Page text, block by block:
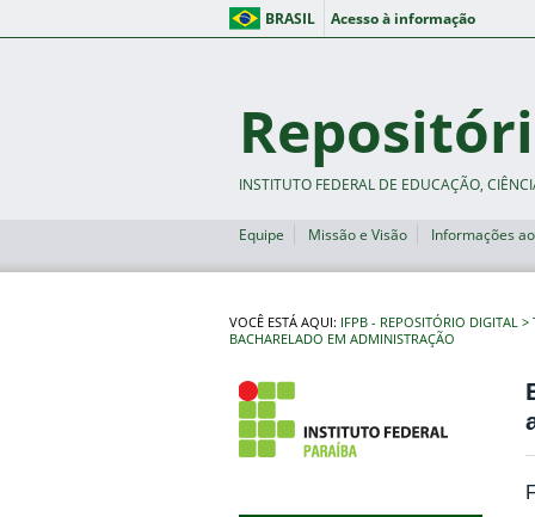
BRASIL Acesso à informação
INSTITUTO FEDERAL DE EDUCAÇÃO,
Equipe Missão e Visão Informações
VOCÊ ESTÁ AQUI: IFPB - REPOSITÓRIO DIGITAL
BACHARELADO EM ADMINISTRAÇÃO